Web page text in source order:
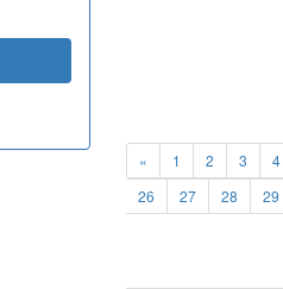
« 1 2 3 4
26
27 28 29